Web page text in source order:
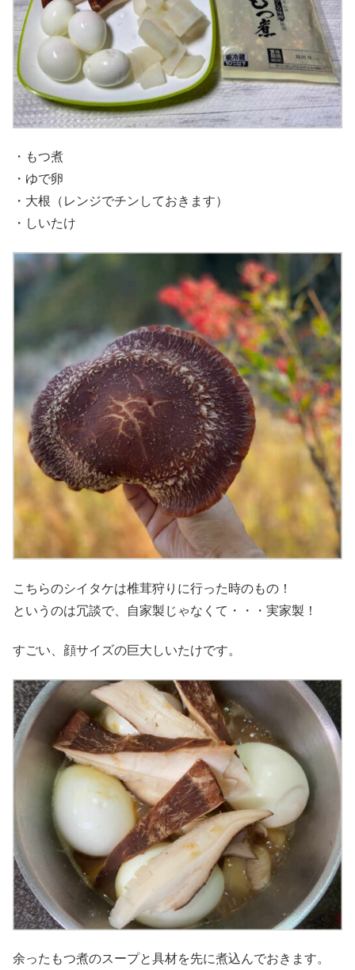
・もつ煮
・ゆで卵
・大根（レンジでチンしておきます）
・しいたけ
こちらのシイタケは椎茸狩りに行った時のもの！
というのは冗談で、自家製じゃなくて・・・実家製！
すごい、顔サイズの巨大しいたけです。
余ったもつ煮のスープと具材を先に煮込んでおきます。